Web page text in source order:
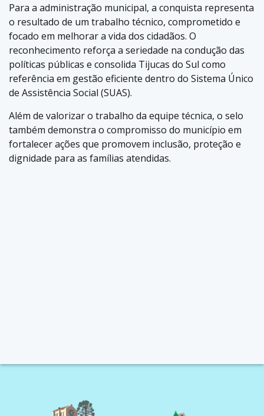
Para a administração municipal, a conquista representa
o resultado de um trabalho técnico, comprometido e
focado em melhorar a vida dos cidadãos. O
reconhecimento reforça a seriedade na condução das
políticas públicas e consolida Tijucas do Sul como
referência em gestão eficiente dentro do Sistema Único
de Assistência Social (SUAS).
Além de valorizar o trabalho da equipe técnica, o selo
também demonstra o compromisso do município em
fortalecer ações que promovem inclusão, proteção e
dignidade para as famílias atendidas.